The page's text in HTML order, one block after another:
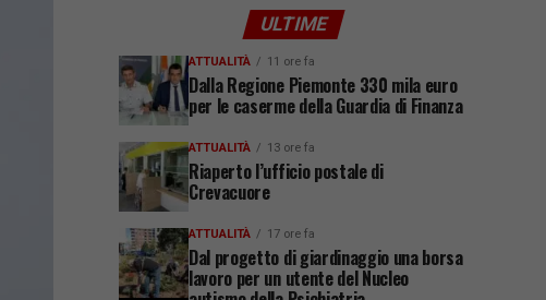
ULTIME
ATTUALITÀ 11 ore fa
Dalla Regione Piemonte 330 mila euro
per le caserme della Guardia di Finanza
ATTUALITÀ 13 ore fa
Riaperto l’ufficio postale di
Crevacuore
ATTUALITÀ 17 ore fa
Dal progetto di giardinaggio una borsa
lavoro per un utente del Nucleo